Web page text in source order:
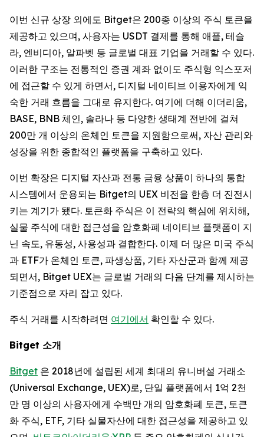
이번 신규 상장 외에도 Bitget은 200종 이상의 주식 토큰을
제공하고 있으며, 사용자는 USDT 결제를 통해 애플, 테슬
라, 엔비디아, 알파벳 등 글로벌 대표 기업을 거래할 수 있다.
이러한 구조는 전통적인 증권 계좌 없이도 주식형 익스포저
에 접근할 수 있게 하면서, 디지털 네이티브 이용자에게 익
숙한 거래 흐름을 그대로 유지한다. 여기에 더해 이더리움,
BASE, BNB 체인, 솔라나 등 다양한 생태계 전반에 걸쳐
200만 개 이상의 온체인 토큰을 지원함으로써, 자산 관리와
성장을 위한 종합적인 플랫폼을 구축하고 있다.
이번 확장은 디지털 자산과 전통 금융 상품이 하나의 통합
시스템에서 운용되는 Bitget의 UEX 비전을 한층 더 진전시
키는 계기가 됐다. 토큰화 주식은 이 전략의 핵심에 위치해,
실물 주식에 대한 접근성을 암호화폐 네이티브 플랫폼이 지
닌 속도, 유동성, 사용성과 결합한다. 이제 더 많은 미국 주식
과 ETF가 온체인 토큰, 파생상품, 기타 자산군과 함께 제공
되면서, Bitget UEX는 글로벌 거래의 다음 단계를 제시하는
기준점으로 자리 잡고 있다.
주식 거래를 시작하려면 여기에서 확인할 수 있다.
Bitget 소개
Bitget 은 2018년에 설립된 세계 최대의 유니버설 거래소
(Universal Exchange, UEX)로, 단일 플랫폼에서 1억 2천
만 명 이상의 사용자에게 수백만 개의 암호화폐 토큰, 토큰
화 주식, ETF, 기타 실물자산에 대한 접근성을 제공하고 있